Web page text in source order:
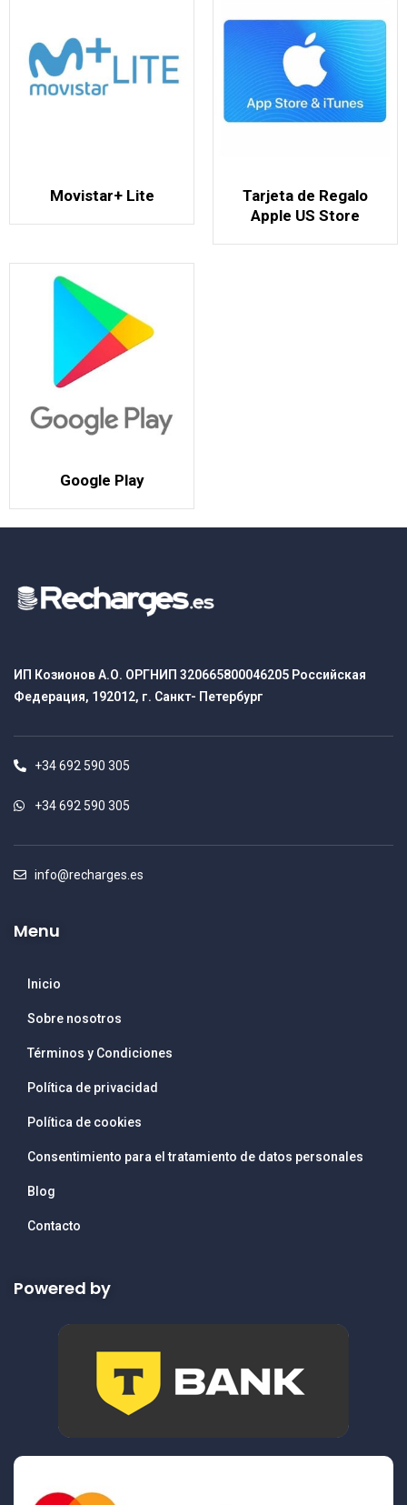
Movistar+ Lite
Tarjeta de Regalo
Apple US Store
Google Play
ИП Козионов А.О. ОРГНИП 320665800046205 Российская
Федерация, 192012, г. Санкт- Петербург
+34 692 590 305
+34 692 590 305
info@recharges.es
Menu
Inicio
Sobre nosotros
Términos y Condiciones
Política de privacidad
Política de cookies
Consentimiento para el tratamiento de datos personales
Blog
Contacto
Powered by